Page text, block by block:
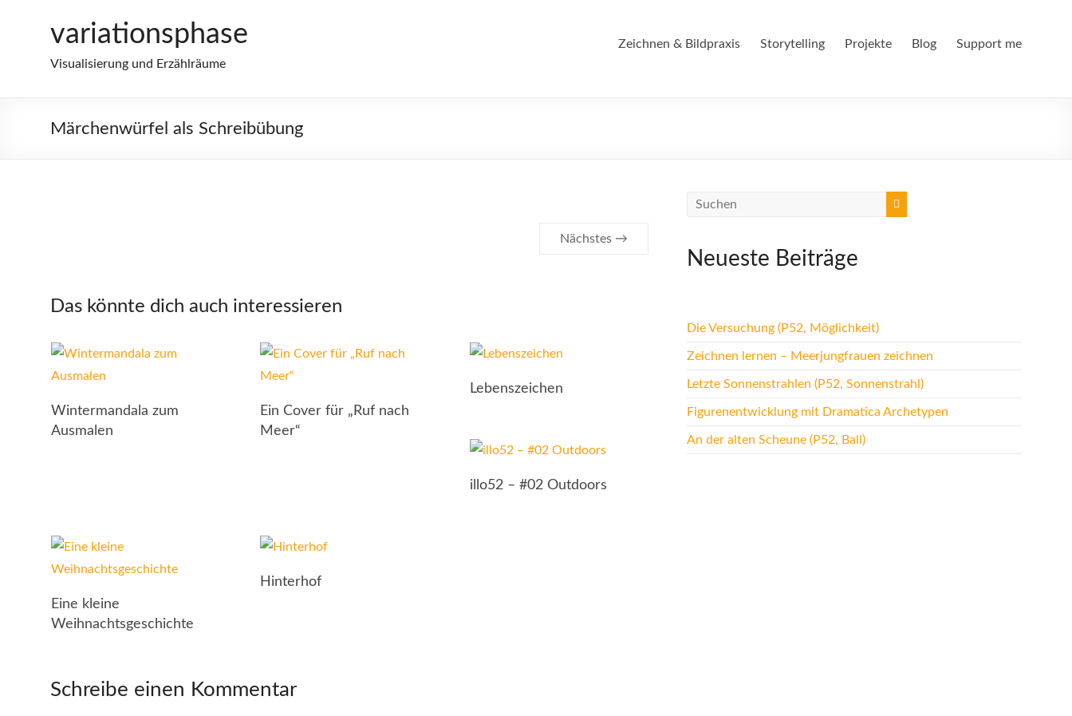
variationsphase
Visualisierung und Erzählräume
Zeichnen & Bildpraxis Storytelling Projekte Blog Support me
Märchenwürfel als Schreibübung
Nächstes →
Das könnte dich auch interessieren
Wintermandala zum
Ausmalen
Ein Cover für „Ruf nach
Meer“
Lebenszeichen
illo52 – #02 Outdoors
Eine kleine
Weihnachtsgeschichte
Hinterhof
Schreibe einen Kommentar
Neueste Beiträge
Die Versuchung (P52, Möglichkeit)
Zeichnen lernen – Meerjungfrauen zeichnen
Letzte Sonnenstrahlen (P52, Sonnenstrahl)
Figurenentwicklung mit Dramatica Archetypen
An der alten Scheune (P52, Ball)